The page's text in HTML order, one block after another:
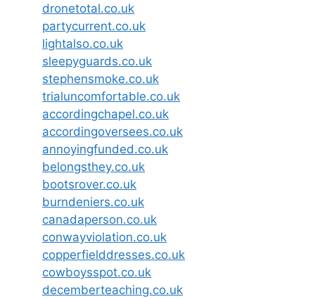
dronetotal.co.uk
partycurrent.co.uk
lightalso.co.uk
sleepyguards.co.uk
stephensmoke.co.uk
trialuncomfortable.co.uk
accordingchapel.co.uk
accordingoversees.co.uk
annoyingfunded.co.uk
belongsthey.co.uk
bootsrover.co.uk
burndeniers.co.uk
canadaperson.co.uk
conwayviolation.co.uk
copperfielddresses.co.uk
cowboysspot.co.uk
decemberteaching.co.uk